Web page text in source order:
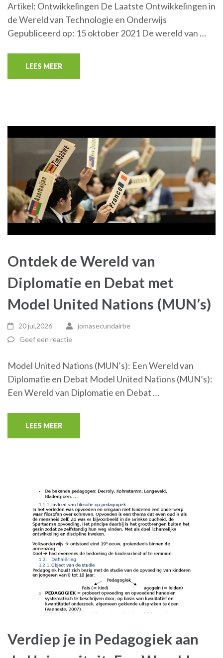
Artikel: Ontwikkelingen De Laatste Ontwikkelingen in
de Wereld van Technologie en Onderwijs
Gepubliceerd op: 15 oktober 2021 De wereld van …
LEES MEER
Ontdek de Wereld van
Diplomatie en Debat met
Model United Nations (MUN’s)
20 jul,2026
jomasecundairbe
Geef een reactie
Model United Nations (MUN’s): Een Wereld van
Diplomatie en Debat Model United Nations (MUN’s):
Een Wereld van Diplomatie en Debat …
LEES MEER
Verdiep je in Pedagogiek aan